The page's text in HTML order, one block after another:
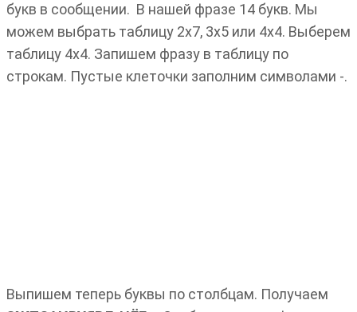
букв в сообщении. В нашей фразе 14 букв. Мы
можем выбрать таблицу 2х7, 3х5 или 4х4. Выберем
таблицу 4х4. Запишем фразу в таблицу по
строкам. Пустые клеточки заполним символами -.
Выпишем теперь буквы по столбцам. Получаем